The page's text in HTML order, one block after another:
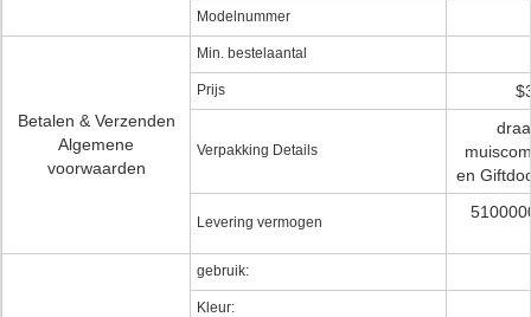
Modelnummer
Betalen & Verzenden
Algemene
voorwaarden
Min. bestelaantal
Prijs
Verpakking Details
en
Levering vermogen
gebruik:
Kleur: